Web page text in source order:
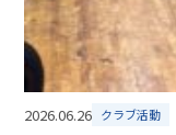
2026.06.26 クラブ活動